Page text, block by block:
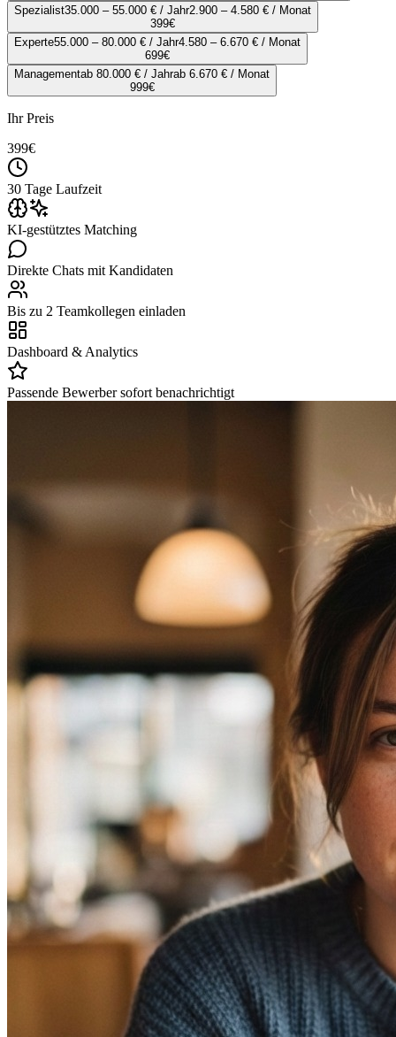
Spezialist35.000 – 55.000 € / Jahr2.900 – 4.580 € / Monat
399€
Experte55.000 – 80.000 € / Jahr4.580 – 6.670 € / Monat
699€
Managementab 80.000 € / Jahrab 6.670 € / Monat
999€
Ihr Preis
399€
30 Tage Laufzeit
KI-gestütztes Matching
Direkte Chats mit Kandidaten
Bis zu 2 Teamkollegen einladen
Dashboard & Analytics
Passende Bewerber sofort benachrichtigt